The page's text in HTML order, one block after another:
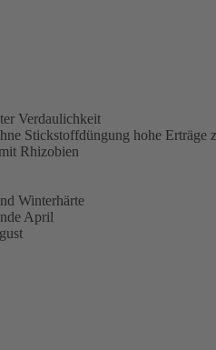
Verdaulichkeit
Stickstoffdüngung hohe Erträge
Rhizobien
Winterhärte
April